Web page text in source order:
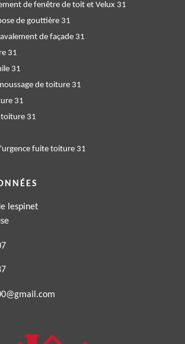
de fenêtre de toit et Velux 31
de gouttière 31
de façade 31
31
31
de toiture 31
31
toiture 31
fuite toiture 31
lespinet